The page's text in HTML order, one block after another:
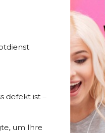
defekt ist –
um Ihre